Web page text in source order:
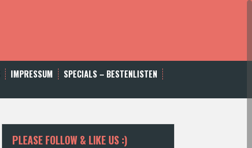
IMPRESSUM
SPECIALS – BESTENLISTEN
PLEASE FOLLOW & LIKE US :)